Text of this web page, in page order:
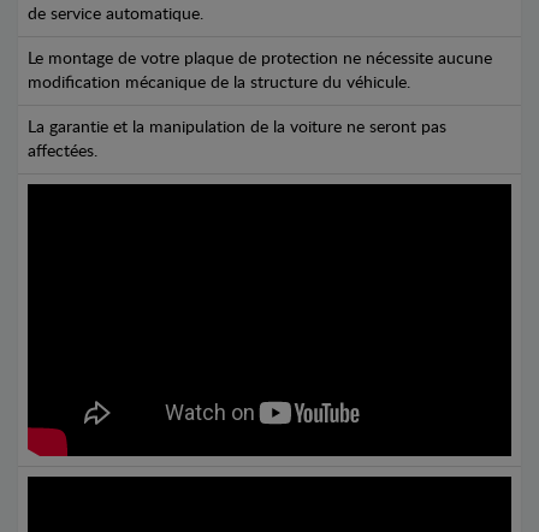
de service automatique.
Le montage de votre plaque de protection ne nécessite aucune
modification mécanique de la structure du véhicule.
La garantie et la manipulation de la voiture ne seront pas
affectées.